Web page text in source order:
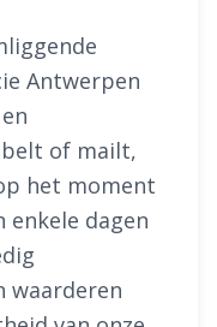
Antwerpen
belt of mailt,
het moment
dagen
waarderen